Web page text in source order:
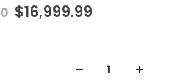
El
precio
$24,500.00.
$16,999.99
$16,999.99.